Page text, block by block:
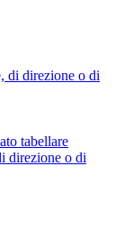
di direzione o di
tabellare
direzione o di